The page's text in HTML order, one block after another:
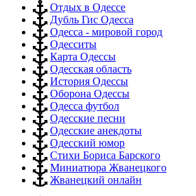
Отдых в Одессе
Дубль Гис Одесса
Одесса - мировой город
Одесситы
Карта Одессы
Одесская область
История Одессы
Оборона Одессы
Одесса футбол
Одесские песни
Одесские анекдоты
Одесский юмор
Стихи Бориса Барского
Миниатюра Жванецкого
Жванецкий онлайн